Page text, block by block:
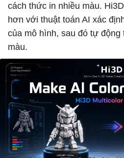
cách thức in nhiều màu.
hơn với thuật toán AI xác
của mô hình, sau đó tự động
màu.